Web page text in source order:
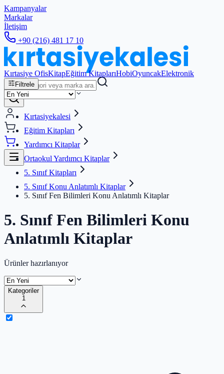
Kampanyalar
Markalar
İletişim
+90 (216) 481 17 10
Kırtasiye OfisKitapEğitim KitaplarıHobiOyuncakElektronik
Filtrele
Kırtasiyekalesi
Eğitim Kitapları
Yardımcı Kitaplar
Ortaokul Yardımcı Kitaplar
5. Sınıf Kitapları
5. Sınıf Konu Anlatımlı Kitaplar
5. Sınıf Fen Bilimleri Konu Anlatımlı Kitaplar
5. Sınıf Fen Bilimleri Konu
Anlatımlı Kitaplar
Ürünler hazırlanıyor
Kategoriler
1